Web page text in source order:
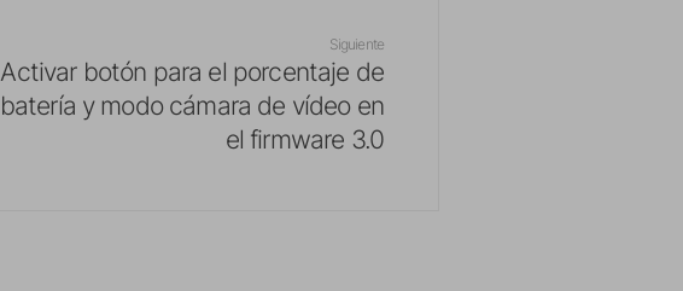
Siguiente
Activar botón para el porcentaje de
batería y modo cámara de vídeo en
el firmware 3.0